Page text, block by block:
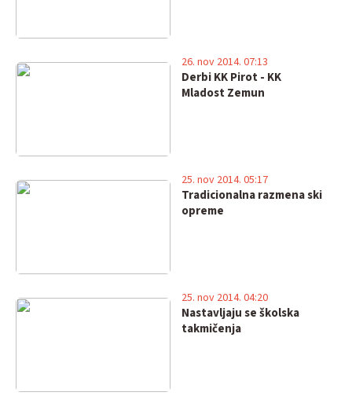
Derbi KK Pirot - KK
Mladost Zemun
26. nov 2014. 07:13
Tradicionalna razmena ski
opreme
25. nov 2014. 05:17
Nastavljaju se školska
takmičenja
25. nov 2014. 04:20